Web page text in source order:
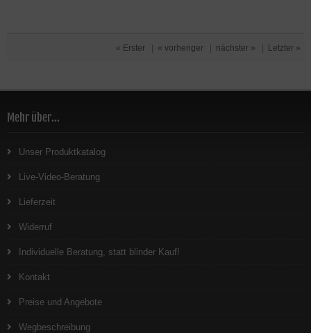
« Erster « vorheriger nächster » Letzter »
Mehr über...
Unser Produktkatalog
Live-Video-Beratung
Lieferzeit
Widerruf
Individuelle Beratung, statt blinder Kauf!
Kontakt
Preise und Angebote
Wegbeschreibung